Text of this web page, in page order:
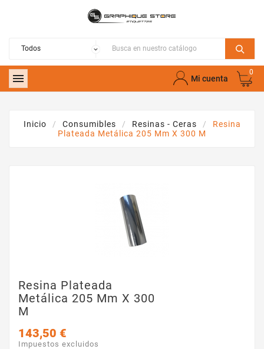
 Mi cuenta
0
Inicio Consumibles Resinas - Ceras
Resina
Plateada Metálica 205 Mm X 300 M
Resina Plateada
Metálica 205 Mm X 300
M
143,50 €
Impuestos excluidos